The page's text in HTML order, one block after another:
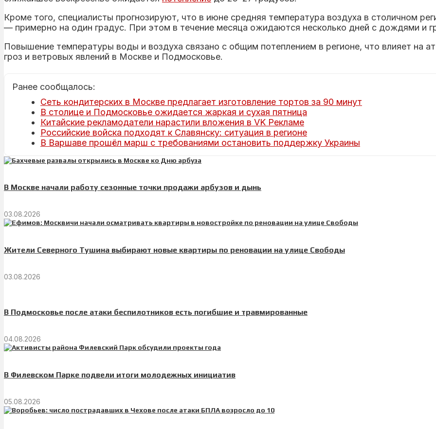
Кроме того, специалисты прогнозируют, что в июне средняя температура воздуха в столичном
— примерно на один градус. При этом в течение месяца ожидаются несколько дней с дождями и
Повышение температуры воды и воздуха связано с общим потеплением в регионе, что влияет на
гроз и ветровых явлений в Москве и Подмосковье.
Ранее сообщалось:
Сеть кондитерских в Москве предлагает изготовление тортов за 90 минут
В столице и Подмосковье ожидается жаркая и сухая пятница
Китайские рекламодатели нарастили вложения в VK Рекламе
Российские войска подходят к Славянску: ситуация в регионе
В Варшаве прошёл марш с требованиями остановить поддержку Украины
В Москве начали работу сезонные точки продажи арбузов и дынь
03.08.2026
Жители Северного Тушина выбирают новые квартиры по реновации на улице Свободы
03.08.2026
В Подмосковье после атаки беспилотников есть погибшие и травмированные
04.08.2026
В Филевском Парке подвели итоги молодежных инициатив
05.08.2026